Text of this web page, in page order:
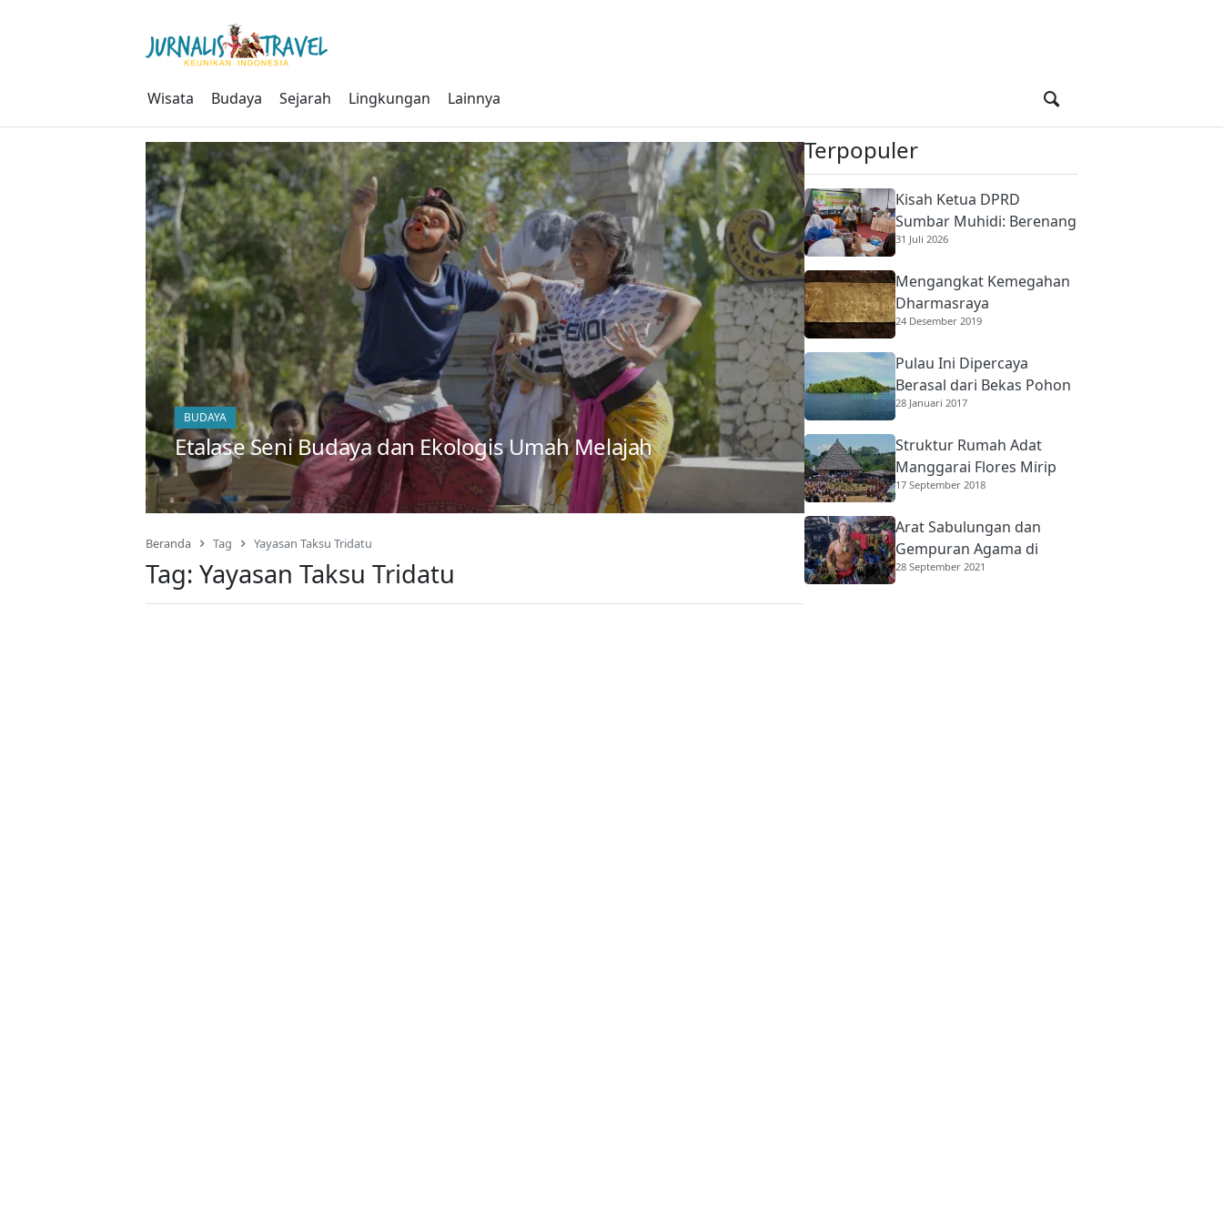
Wisata Budaya Sejarah Lingkungan Lainnya
BUDAYA
Etalase Seni Budaya dan Ekologis Umah Melajah
Beranda Tag Yayasan Taksu Tridatu
Tag: Yayasan Taksu Tridatu
Terpopuler
Kisah Ketua DPRD
Sumbar Muhidi: Berenang
di Sungai Berbuaya Demi
Orang Tua
31 Juli 2026
Mengangkat Kemegahan
Dharmasraya
24 Desember 2019
Pulau Ini Dipercaya
Berasal dari Bekas Pohon
Raksasa
28 Januari 2017
Struktur Rumah Adat
Manggarai Flores Mirip
Rumah Gadang
17 September 2018
Arat Sabulungan dan
Gempuran Agama di
Mentawai
28 September 2021